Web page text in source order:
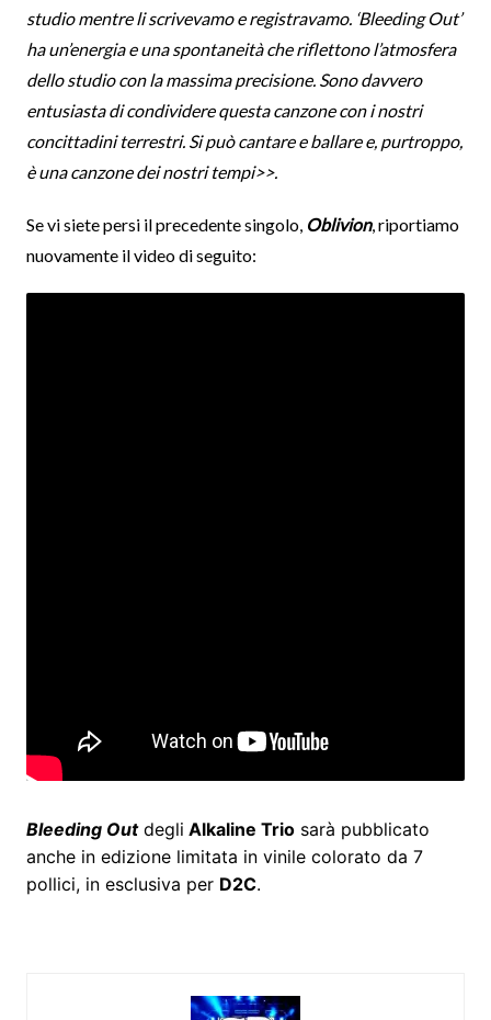
studio mentre li scrivevamo e registravamo. ‘Bleeding Out’
ha un’energia e una spontaneità che riflettono l’atmosfera
dello studio con la massima precisione. Sono davvero
entusiasta di condividere questa canzone con i nostri
concittadini terrestri. Si può cantare e ballare e, purtroppo,
è una canzone dei nostri tempi>>.
Se vi siete persi il precedente singolo, Oblivion, riportiamo
nuovamente il video di seguito:
Bleeding Out degli Alkaline Triosarà pubblicato
anche in edizione limitata in vinile colorato da 7
pollici, in esclusiva per D2C.